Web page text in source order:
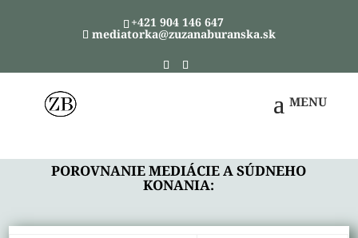
+421 904 146 647
mediatorka@zuzanaburanska.sk
POROVNANIE MEDIÁCIE A SÚDNEHO
KONANIA: